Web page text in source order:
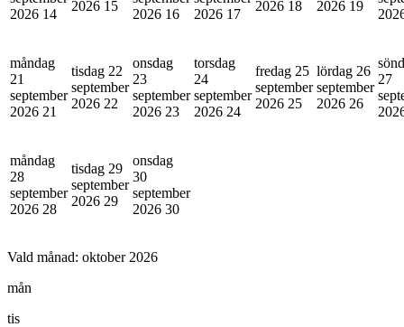
2026 14
2026 15
2026 16
2026 17
2026 18
2026 19
måndag
21
september
2026 21
tisdag 22
september
2026 22
onsdag
23
september
2026 23
torsdag
24
september
2026 24
fredag 25
september
2026 25
lördag 26
september
2026 26
27
måndag
28
september
2026 28
tisdag 29
september
2026 29
onsdag
30
september
2026 30
Vald månad: oktober 2026
mån
tis